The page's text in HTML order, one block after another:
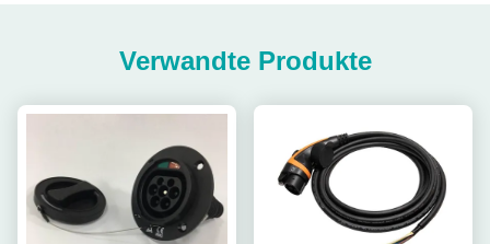
Verwandte Produkte